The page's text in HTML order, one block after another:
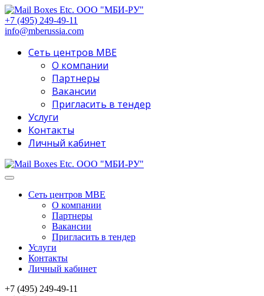
+7 (495) 249-49-11
info@mberussia.com
Сеть центров MBE
О компании
Партнеры
Вакансии
Пригласить в тендер
Услуги
Контакты
Личный кабинет
Сеть центров MBE
О компании
Партнеры
Вакансии
Пригласить в тендер
Услуги
Контакты
Личный кабинет
+7 (495) 249-49-11